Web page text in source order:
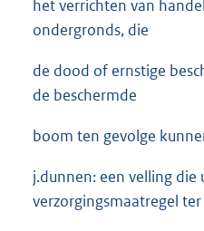
het verrichten van
ondergronds, die
de dood of ernstige
de beschermde
boom ten gevolge
j.dunnen: een velling die
verzorgingsmaatregel ter